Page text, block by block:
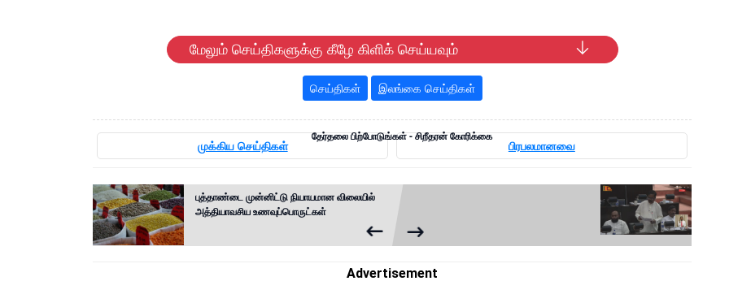
மேலும் செய்திகளுக்கு கீழே கிளிக் செய்யவும்
செய்திகள் இலங்கை செய்திகள்
முக்கிய செய்திகள் பிரபலமானவை
புத்தாண்டை முன்னிட்டு நியாயமான விலையில்
அத்தியாவசிய உணவுப்பொருட்கள்
தேர்தலை பிற்போடுங்கள் - சிறீதரன் கோரிக்கை
Advertisement